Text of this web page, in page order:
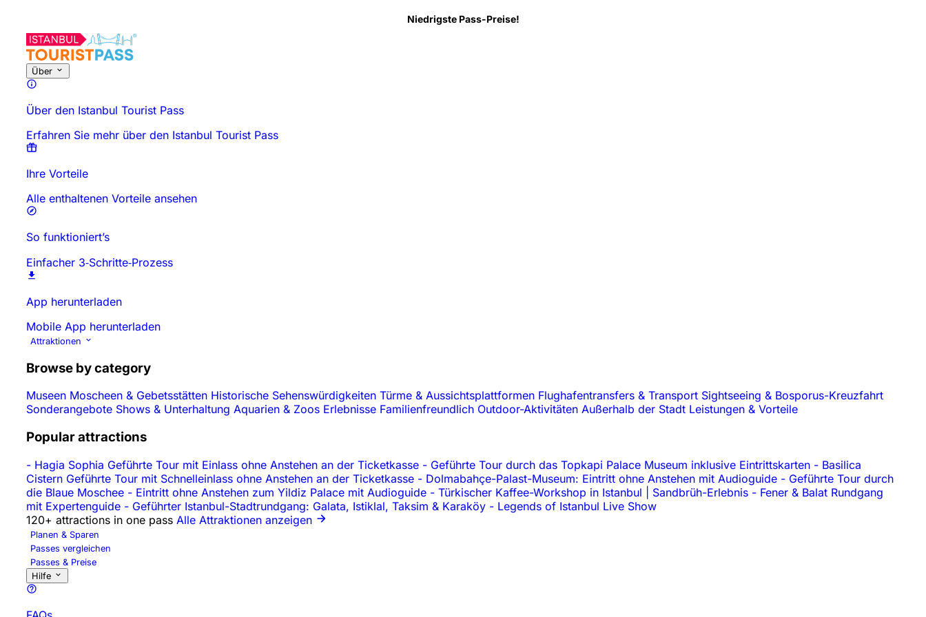
Niedrigste Pass-Preise!
Über
Über den Istanbul Tourist Pass
Erfahren Sie mehr über den Istanbul Tourist Pass
Ihre Vorteile
Alle enthaltenen Vorteile ansehen
So funktioniert’s
Einfacher 3‑Schritte‑Prozess
App herunterladen
Mobile App herunterladen
Attraktionen
Browse by category
Museen Moscheen & Gebetsstätten Historische Sehenswürdigkeiten Türme & Aussichtsplattformen Flughafentransfers & Transport Sightseeing & Bosporus-Kreuzfahrt
Sonderangebote Shows & Unterhaltung Aquarien & Zoos Erlebnisse Familienfreundlich Outdoor-Aktivitäten Außerhalb der Stadt Leistungen & Vorteile
Popular attractions
- Hagia Sophia Geführte Tour mit Einlass ohne Anstehen an der Ticketkasse - Geführte Tour durch das Topkapi Palace Museum inklusive Eintrittskarten - Basilica
Cistern Geführte Tour mit Schnelleinlass ohne Anstehen an der Ticketkasse - Dolmabahçe-Palast-Museum: Eintritt ohne Anstehen mit Audioguide - Geführte Tour durch
die Blaue Moschee - Eintritt ohne Anstehen zum Yildiz Palace mit Audioguide - Türkischer Kaffee-Workshop in Istanbul | Sandbrüh-Erlebnis - Fener & Balat Rundgang
mit Expertenguide - Geführter Istanbul-Stadtrundgang: Galata, Istiklal, Taksim & Karaköy - Legends of Istanbul Live Show
120+ attractions in one pass Alle Attraktionen anzeigen
Planen & Sparen
Passes vergleichen
Passes & Preise
Hilfe